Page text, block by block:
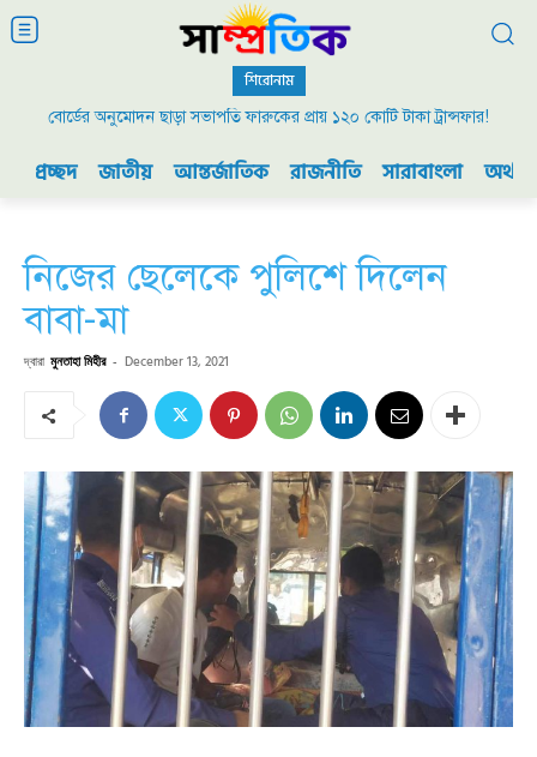
শিরোনাম
বোর্ডের অনুমোদন ছাড়া সভাপতি ফারুকের প্রায় ১২০ কোটি টাকা ট্রান্সফার!
প্রচ্ছদ জাতীয় আন্তর্জাতিক রাজনীতি সারাবাংলা
নিজের ছেলেকে পুলিশে দিলেন
বাবা-মা
দ্বারা মুনতাহা মিহীর - December 13, 2021